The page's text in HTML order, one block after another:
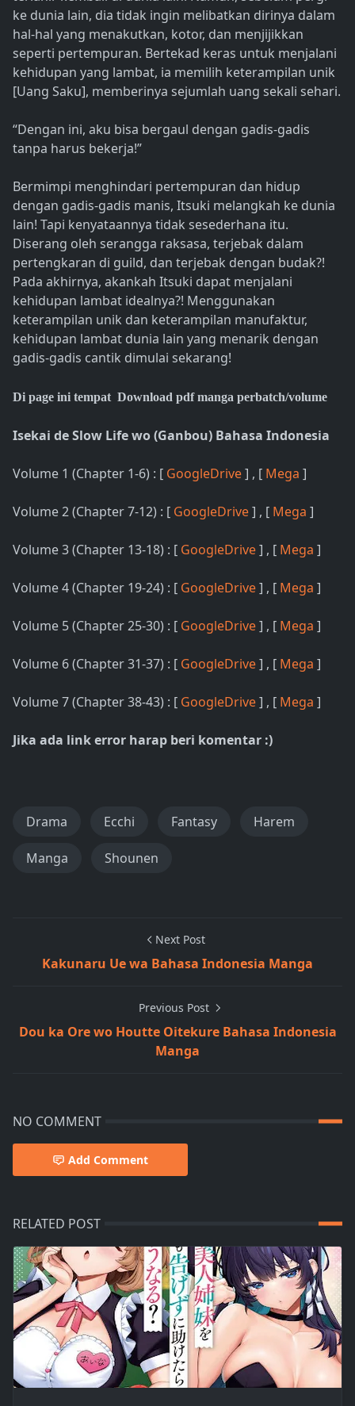
ke dunia lain, dia tidak ingin melibatkan dirinya dalam
hal-hal yang menakutkan, kotor, dan menjijikkan
seperti pertempuran. Bertekad keras untuk menjalani
kehidupan yang lambat, ia memilih keterampilan unik
[Uang Saku], memberinya sejumlah uang sekali sehari.
“Dengan ini, aku bisa bergaul dengan gadis-gadis
tanpa harus bekerja!”
Bermimpi menghindari pertempuran dan hidup
dengan gadis-gadis manis, Itsuki melangkah ke dunia
lain! Tapi kenyataannya tidak sesederhana itu.
Diserang oleh serangga raksasa, terjebak dalam
pertengkaran di guild, dan terjebak dengan budak?!
Pada akhirnya, akankah Itsuki dapat menjalani
kehidupan lambat idealnya?! Menggunakan
keterampilan unik dan keterampilan manufaktur,
kehidupan lambat dunia lain yang menarik dengan
gadis-gadis cantik dimulai sekarang!
Di page ini tempat Download pdf manga perbatch/volume
Isekai de Slow Life wo (Ganbou) Bahasa Indonesia
Volume 1 (Chapter 1-6) : [ GoogleDrive] , [ Mega ]
Volume 2 (Chapter 7-12) : [ GoogleDrive] , [ Mega ]
Volume 3 (Chapter 13-18) : [ GoogleDrive] , [ Mega ]
Volume 4 (Chapter 19-24) : [ GoogleDrive] , [ Mega ]
Volume 5 (Chapter 25-30) : [ GoogleDrive] , [ Mega ]
Volume 6 (Chapter 31-37) : [ GoogleDrive] , [ Mega ]
Volume 7 (Chapter 38-43) : [ GoogleDrive] , [ Mega ]
Jika ada link error harap beri komentar :)
Drama Ecchi Fantasy Harem
Manga Shounen
Next Post
Kakunaru Ue wa Bahasa Indonesia Manga
Previous Post
Dou ka Ore wo Houtte Oitekure Bahasa Indonesia
Manga
NO COMMENT
Add Comment
RELATED POST